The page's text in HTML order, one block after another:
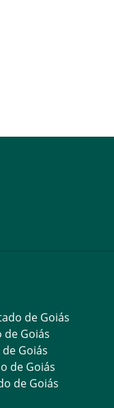
de Goiás
de Goiás
Goiás
de Goiás
de Goiás